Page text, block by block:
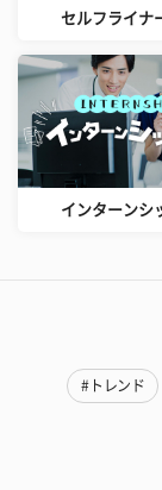
セルフライナ
インターンシ
#トレンド